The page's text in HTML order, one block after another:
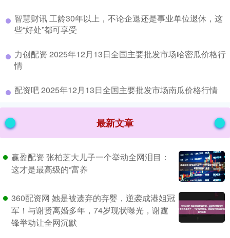
​智慧财讯 工龄30年以上，不论企退还是事业单位退休，这
些“好处”都可享受
​力创配资 2025年12月13日全国主要批发市场哈密瓜价格行
情
​配资吧 2025年12月13日全国主要批发市场南瓜价格行情
最新文章
赢盈配资 张柏芝大儿子一个举动全网泪目：
这才是最高级的“富养
360配资网 她是被遗弃的弃婴，逆袭成港姐冠
军！与谢贤离婚多年，74岁现状曝光，谢霆
锋举动让全网沉默